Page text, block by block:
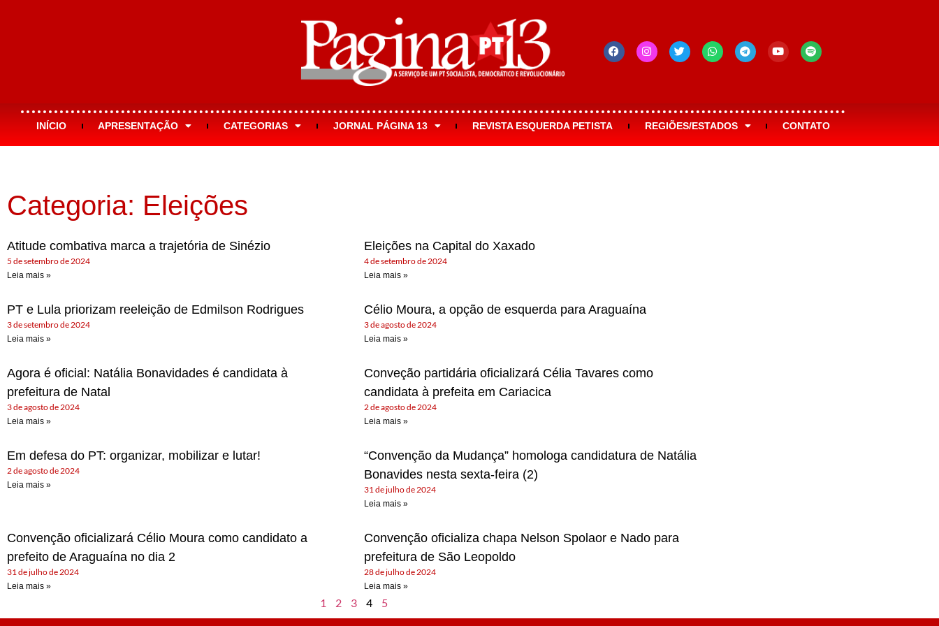
INÍCIO APRESENTAÇÃO CATEGORIAS JORNAL PÁGINA 13 REVISTA ESQUERDA PETISTA REGIÕES/ESTADOS CONTATO
Categoria: Eleições
Atitude combativa marca a trajetória de Sinézio
5 de setembro de 2024
Leia mais »
Eleições na Capital do Xaxado
4 de setembro de 2024
Leia mais »
PT e Lula priorizam reeleição de Edmilson Rodrigues
3 de setembro de 2024
Leia mais »
Célio Moura, a opção de esquerda para Araguaína
3 de agosto de 2024
Leia mais »
Agora é oficial: Natália Bonavidades é candidata à
prefeitura de Natal
3 de agosto de 2024
Leia mais »
Conveção partidária oficializará Célia Tavares como
candidata à prefeita em Cariacica
2 de agosto de 2024
Leia mais »
Em defesa do PT: organizar, mobilizar e lutar!
2 de agosto de 2024
Leia mais »
“Convenção da Mudança” homologa candidatura de Natália
Bonavides nesta sexta-feira (2)
31 de julho de 2024
Leia mais »
Convenção oficializará Célio Moura como candidato a
prefeito de Araguaína no dia 2
31 de julho de 2024
Leia mais »
Convenção oficializa chapa Nelson Spolaor e Nado para
prefeitura de São Leopoldo
28 de julho de 2024
Leia mais »
1 2 3 4 5